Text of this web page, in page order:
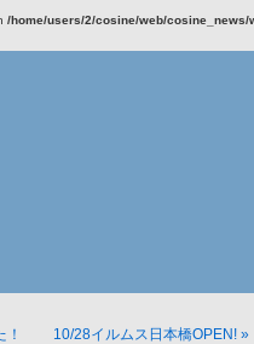
/home/users/2/cosine/web/
10/28イルムス日本橋OPEN! »